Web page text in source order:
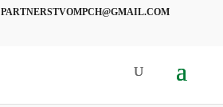
PARTNERSTVOMPCH@GMAIL.COM